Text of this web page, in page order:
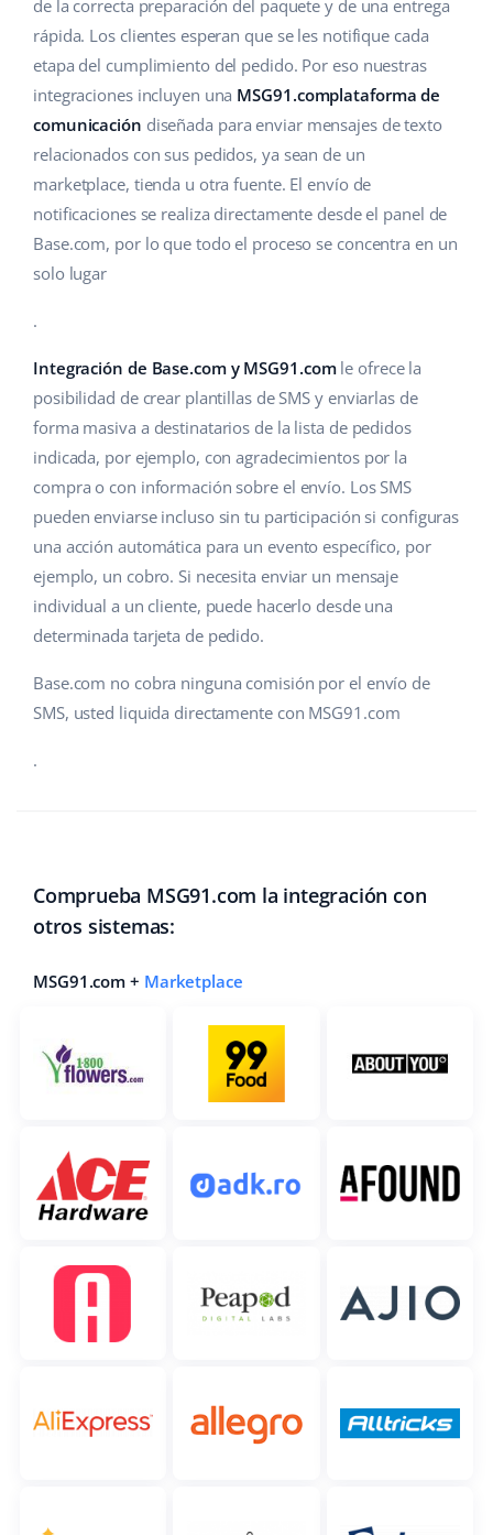
Gestión de envíos
Automatizaciones
Base Connect
IA para e-commerce
Hogar y jardinería
Productos infantiles
Electrónica
Piezas de automóviles
Supermercado
Salud y belleza
Ayuda
Base Academy
Servicios
Implementación de sistemas
Auditoría de cuentas
Otros
Calculadora de beneficios
Cooperación y socios
Contáctanos
english (US)
english (GB)
english (IN)
čeština
deutsch
Ελληνικά
español (MX)
Français
polski
português (BR)
română
中文
de la correcta preparación del paquete y de una entrega
rápida. Los clientes esperan que se les notifique cada
etapa del cumplimiento del pedido. Por eso nuestras
integraciones incluyen una MSG91.complataforma de
comunicación diseñada para enviar mensajes de texto
relacionados con sus pedidos, ya sean de un
marketplace, tienda u otra fuente. El envío de
notificaciones se realiza directamente desde el panel de
Base.com, por lo que todo el proceso se concentra en un
solo lugar
.
Integración de Base.com y MSG91.comle ofrece la
posibilidad de crear plantillas de SMS y enviarlas de
forma masiva a destinatarios de la lista de pedidos
indicada, por ejemplo, con agradecimientos por la
compra o con información sobre el envío. Los SMS
pueden enviarse incluso sin tu participación si configuras
una acción automática para un evento específico, por
ejemplo, un cobro. Si necesita enviar un mensaje
individual a un cliente, puede hacerlo desde una
determinada tarjeta de pedido.
Base.com no cobra ninguna comisión por el envío de
SMS, usted liquida directamente con MSG91.com
.
Comprueba MSG91.com la integración con
otros sistemas:
MSG91.com + Marketplace